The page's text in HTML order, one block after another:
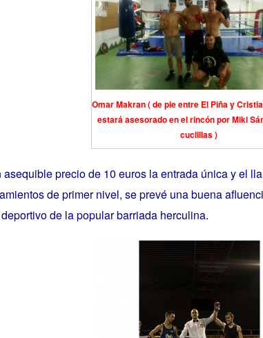
Omar Makran ( de pie entre El Piña y
estará asesorado en el rincón por Miki
cuclillas )
asequible precio de 10 euros la entrada única y el
de primer nivel, se prevé una buena
de la popular barriada herculina.